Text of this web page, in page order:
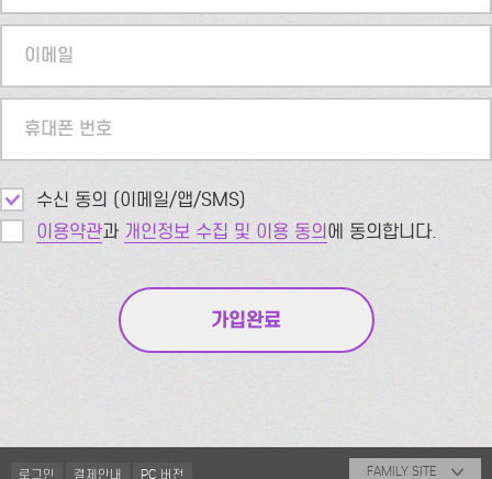
이메일
휴대폰 번호
수신 동의 (이메일/앱/SMS)
이용약관과 개인정보 수집 및 이용 동의에 동의합니다.
로그인 결제안내 PC 버전 FAMILY SITE